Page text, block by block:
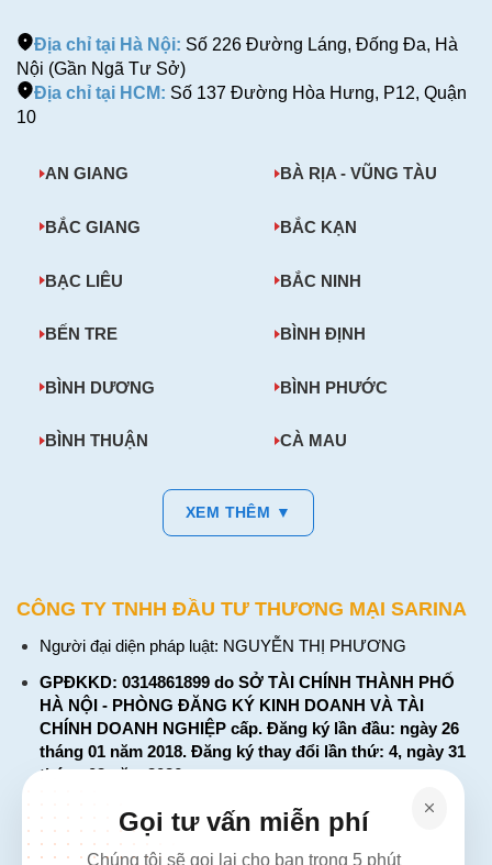
Địa chỉ tại Hà Nội: Số 226 Đường Láng, Đống Đa, Hà
Nội (Gần Ngã Tư Sở)
Địa chỉ tại HCM: Số 137 Đường Hòa Hưng, P12, Quận
10
AN GIANG BÀ RỊA - VŨNG TÀU
BẮC GIANG BẮC KẠN
BẠC LIÊU BẮC NINH
BẾN TRE BÌNH ĐỊNH
BÌNH DƯƠNG BÌNH PHƯỚC
BÌNH THUẬN CÀ MAU
XEM THÊM ▼
CÔNG TY TNHH ĐẦU TƯ THƯƠNG MẠI SARINA
Người đại diện pháp luật: NGUYỄN THỊ PHƯƠNG
GPĐKKD: 0314861899 do SỞ TÀI CHÍNH THÀNH PHỐ
HÀ NỘI - PHÒNG ĐĂNG KÝ KINH DOANH VÀ TÀI
CHÍNH DOANH NGHIỆP cấp. Đăng ký lần đầu: ngày 26
tháng 01 năm 2018. Đăng ký thay đổi lần thứ: 4, ngày 31
tháng 03 năm 2026
226 Đường Láng, Đống Đa, Hà Nội
137 Đường Hòa Hưng, Phường 12, Quận 10, TP. Hồ Chí
Gọi tư vấn miễn phí
Chúng tôi sẽ gọi lại cho bạn trong 5 phút